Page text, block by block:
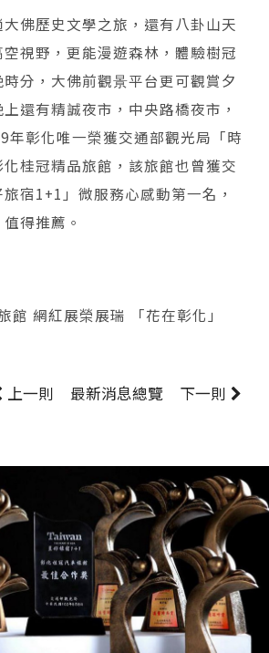
佛歷史文學之旅，還有八卦山天
視野，更能漫遊森林，體驗樹冠
分，大佛前觀㬌平台更可觀賞夕
還有精誠夜市，中央路橋夜市，
年彰化唯一榮獲交通部觀光局「時
桂冠精品旅館，該旅館也曾獲交
宿1+1」微服務心感動第一名，
得推薦。
館 網紅展榮展瑞 「花在彰化」
上一則 最新消息總覽 下一則